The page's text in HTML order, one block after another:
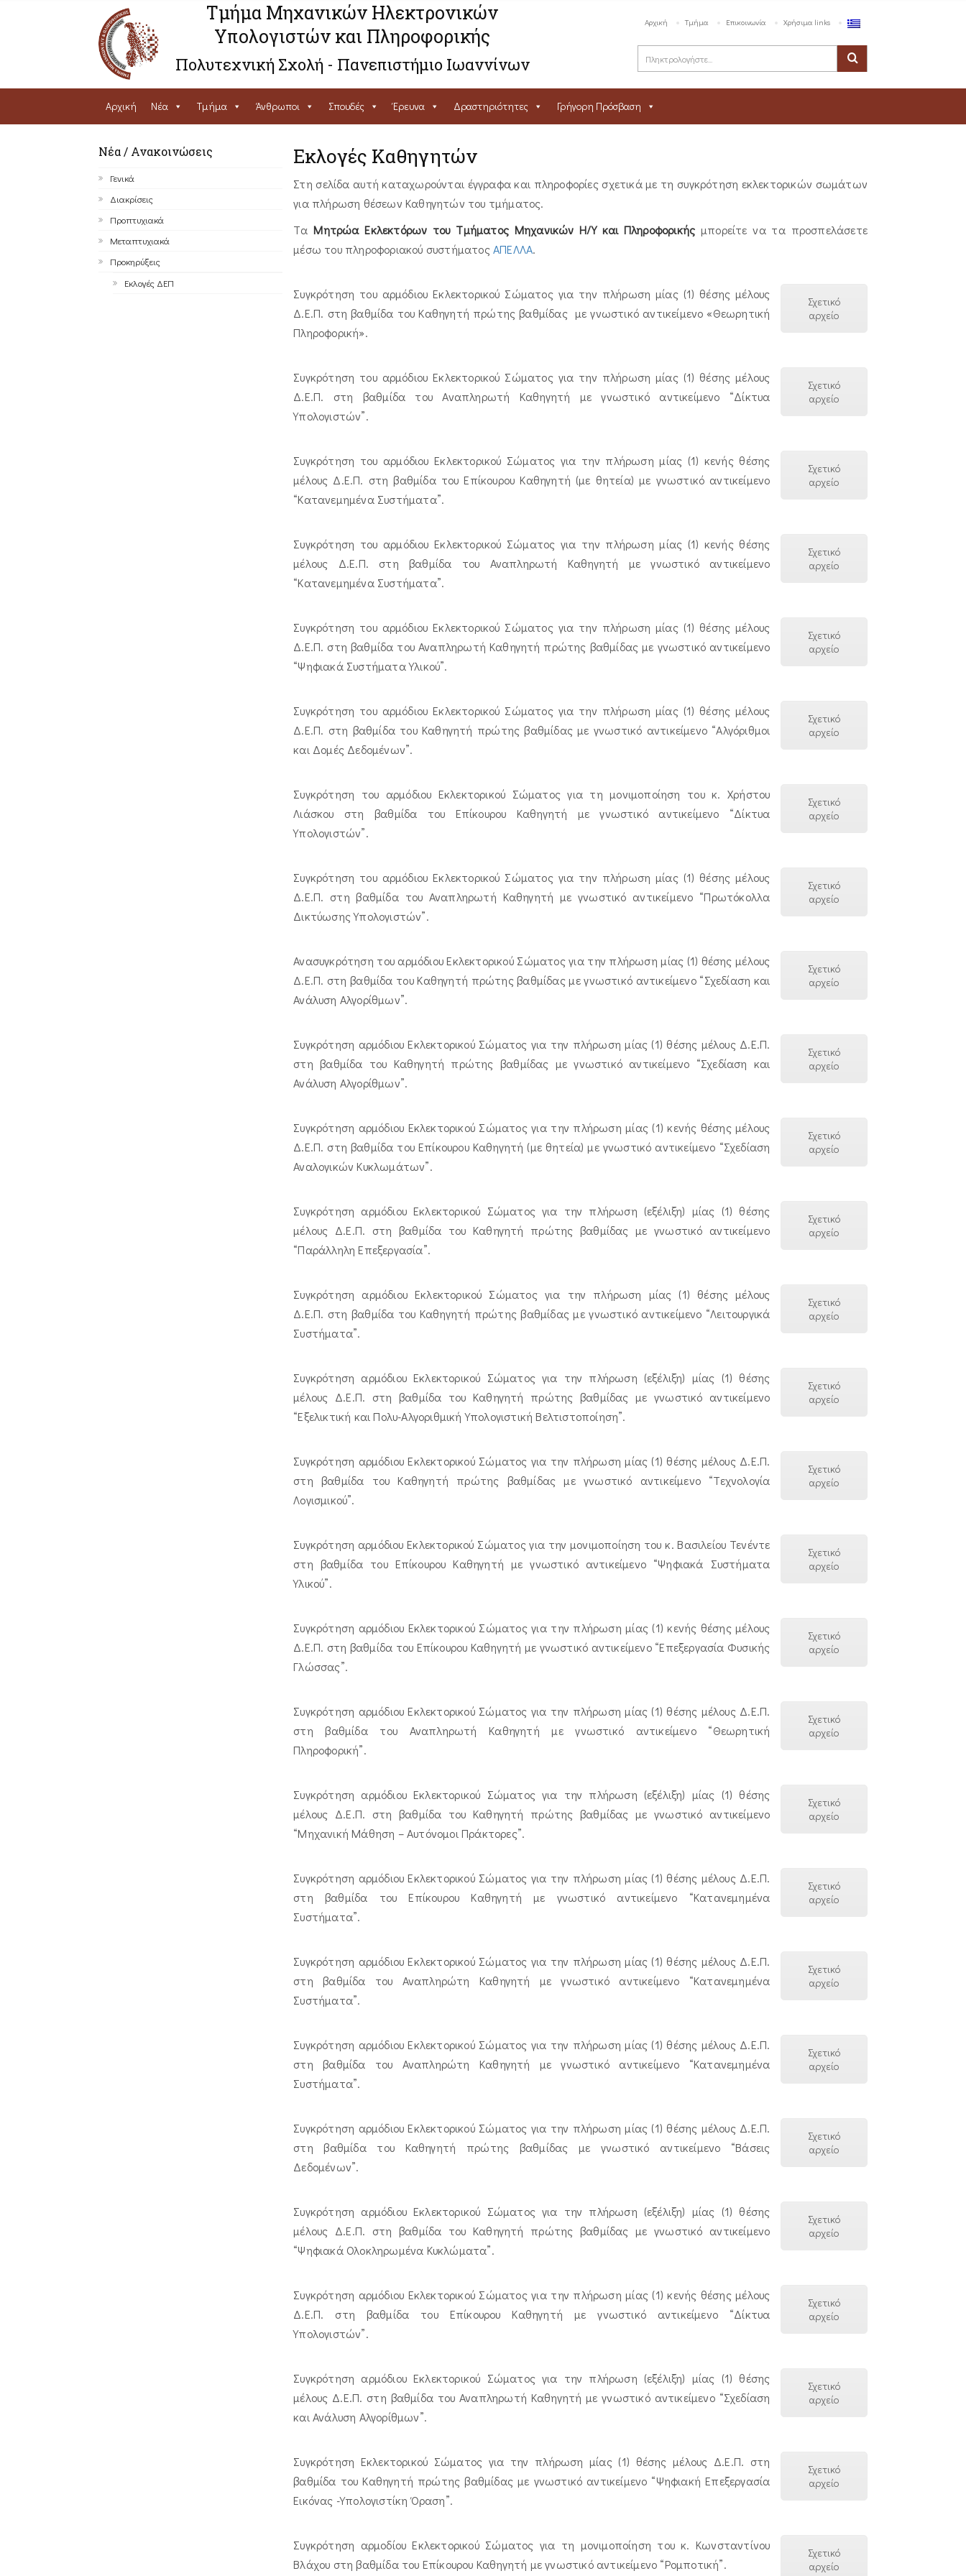
Τμήμα Μηχανικών Ηλεκτρονικών
Υπολογιστών και Πληροφορικής
Πολυτεχνική Σχολή - Πανεπιστήμιο Ιωαννίνων
Αρχική Τμήμα Επικοινωνία Χρήσιμα links
Αρχική Νέα Τμήμα Άνθρωποι Σπουδές Έρευνα Δραστηριότητες Γρήγορη Πρόσβαση
Νέα / Ανακοινώσεις
Γενικά
Διακρίσεις
Προπτυχιακά
Μεταπτυχιακά
Προκηρύξεις
Εκλογές ΔΕΠ
Εκλογές Καθηγητών
Στη σελίδα αυτή καταχωρούνται έγγραφα και πληροφορίες σχετικά με τη συγκρότηση εκλεκτορικών σωμάτων
για πλήρωση θέσεων Καθηγητών του τμήματος.
TαΜητρώα Εκλεκτόρων του Τμήματος Μηχανικών Η/Υ και Πληροφορικής μπορείτε να τα προσπελάσετε
μέσω του πληροφοριακού συστήματοςΑΠΕΛΛΑ.
Συγκρότηση του αρμόδιου Εκλεκτορικού Σώματος για την πλήρωση μίας (1) θέσης μέλους
Δ.Ε.Π. στη βαθμίδα του Καθηγητή πρώτης βαθμίδας με γνωστικό αντικείμενο «Θεωρητική
Πληροφορική».
Σχετικό
αρχείο
Συγκρότηση του αρμόδιου Εκλεκτορικού Σώματος για την πλήρωση μίας (1) θέσης μέλους
Δ.Ε.Π. στη βαθμίδα του Αναπληρωτή Καθηγητή με γνωστικό αντικείμενο “Δίκτυα
Υπολογιστών”.
Σχετικό
αρχείο
Συγκρότηση του αρμόδιου Εκλεκτορικού Σώματος για την πλήρωση μίας (1) κενής θέσης
μέλους Δ.Ε.Π. στη βαθμίδα του Επίκουρου Καθηγητή (με θητεία) με γνωστικό αντικείμενο
“Κατανεμημένα Συστήματα”.
Σχετικό
αρχείο
Συγκρότηση του αρμόδιου Εκλεκτορικού Σώματος για την πλήρωση μίας (1) κενής θέσης
μέλους Δ.Ε.Π. στη βαθμίδα του Αναπληρωτή Καθηγητή με γνωστικό αντικείμενο
“Κατανεμημένα Συστήματα”.
Σχετικό
αρχείο
Συγκρότηση του αρμόδιου Εκλεκτορικού Σώματος για την πλήρωση μίας (1) θέσης μέλους
Δ.Ε.Π. στη βαθμίδα του Αναπληρωτή Καθηγητή πρώτης βαθμίδας με γνωστικό αντικείμενο
“Ψηφιακά Συστήματα Υλικού”.
Σχετικό
αρχείο
Συγκρότηση του αρμόδιου Εκλεκτορικού Σώματος για την πλήρωση μίας (1) θέσης μέλους
Δ.Ε.Π. στη βαθμίδα του Καθηγητή πρώτης βαθμίδας με γνωστικό αντικείμενο “Αλγόριθμοι
και Δομές Δεδομένων”.
Σχετικό
αρχείο
Συγκρότηση του αρμόδιου Εκλεκτορικού Σώματος για τη μονιμοποίηση του κ. Χρήστου
Λιάσκου στη βαθμίδα του Επίκουρου Καθηγητή με γνωστικό αντικείμενο “Δίκτυα
Υπολογιστών”.
Σχετικό
αρχείο
Συγκρότηση του αρμόδιου Εκλεκτορικού Σώματος για την πλήρωση μίας (1) θέσης μέλους
Δ.Ε.Π. στη βαθμίδα του Αναπληρωτή Καθηγητή με γνωστικό αντικείμενο “Πρωτόκολλα
Δικτύωσης Υπολογιστών”.
Σχετικό
αρχείο
Ανασυγκρότηση του αρμόδιου Εκλεκτορικού Σώματος για την πλήρωση μίας (1) θέσης μέλους
Δ.Ε.Π. στη βαθμίδα του Καθηγητή πρώτης βαθμίδας με γνωστικό αντικείμενο “Σχεδίαση και
Ανάλυση Αλγορίθμων”.
Σχετικό
αρχείο
Συγκρότηση αρμόδιου Εκλεκτορικού Σώματος για την πλήρωση μίας (1) θέσης μέλους Δ.Ε.Π.
στη βαθμίδα του Καθηγητή πρώτης βαθμίδας με γνωστικό αντικείμενο “Σχεδίαση και
Ανάλυση Αλγορίθμων”.
Σχετικό
αρχείο
Συγκρότηση αρμόδιου Εκλεκτορικού Σώματος για την πλήρωση μίας (1) κενής θέσης μέλους
Δ.Ε.Π. στη βαθμίδα του Επίκουρου Καθηγητή (με θητεία) με γνωστικό αντικείμενο “Σχεδίαση
Αναλογικών Κυκλωμάτων”.
Σχετικό
αρχείο
Συγκρότηση αρμόδιου Εκλεκτορικού Σώματος για την πλήρωση (εξέλιξη) μίας (1) θέσης
μέλους Δ.Ε.Π. στη βαθμίδα του Καθηγητή πρώτης βαθμίδας με γνωστικό αντικείμενο
“Παράλληλη Επεξεργασία”.
Σχετικό
αρχείο
Συγκρότηση αρμόδιου Εκλεκτορικού Σώματος για την πλήρωση μίας (1) θέσης μέλους
Δ.Ε.Π. στη βαθμίδα του Καθηγητή πρώτης βαθμίδας με γνωστικό αντικείμενο “Λειτουργικά
Συστήματα”.
Σχετικό
αρχείο
Συγκρότηση αρμόδιου Εκλεκτορικού Σώματος για την πλήρωση (εξέλιξη) μίας (1) θέσης
μέλους Δ.Ε.Π. στη βαθμίδα του Καθηγητή πρώτης βαθμίδας με γνωστικό αντικείμενο
“Εξελικτική και Πολυ-Αλγοριθμική Υπολογιστική Βελτιστοποίηση”.
Σχετικό
αρχείο
Συγκρότηση αρμόδιου Εκλεκτορικού Σώματος για την πλήρωση μίας (1) θέσης μέλους Δ.Ε.Π.
στη βαθμίδα του Καθηγητή πρώτης βαθμίδας με γνωστικό αντικείμενο “Τεχνολογία
Λογισμικού”.
Σχετικό
αρχείο
Συγκρότηση αρμόδιου Εκλεκτορικού Σώματος για την μονιμοποίηση του κ. Βασιλείου Τενέντε
στη βαθμίδα του Επίκουρου Καθηγητή με γνωστικό αντικείμενο “Ψηφιακά Συστήματα
Υλικού”.
Σχετικό
αρχείο
Συγκρότηση αρμόδιου Εκλεκτορικού Σώματος για την πλήρωση μίας (1) κενής θέσης μέλους
Δ.Ε.Π. στη βαθμίδα του Επίκουρου Καθηγητή με γνωστικό αντικείμενο “Επεξεργασία Φυσικής
Γλώσσας”.
Σχετικό
αρχείο
Συγκρότηση αρμόδιου Εκλεκτορικού Σώματος για την πλήρωση μίας (1) θέσης μέλους Δ.Ε.Π.
στη βαθμίδα του Αναπληρωτή Καθηγητή με γνωστικό αντικείμενο “Θεωρητική
Πληροφορική”.
Σχετικό
αρχείο
Συγκρότηση αρμόδιου Εκλεκτορικού Σώματος για την πλήρωση (εξέλιξη) μίας (1) θέσης
μέλους Δ.Ε.Π. στη βαθμίδα του Καθηγητή πρώτης βαθμίδας με γνωστικό αντικείμενο
“Μηχανική Μάθηση – Αυτόνομοι Πράκτορες”.
Σχετικό
αρχείο
Συγκρότηση αρμόδιου Εκλεκτορικού Σώματος για την πλήρωση μίας (1) θέσης μέλους Δ.Ε.Π.
στη βαθμίδα του Επίκουρου Καθηγητή με γνωστικό αντικείμενο “Κατανεμημένα
Συστήματα”.
Σχετικό
αρχείο
Συγκρότηση αρμόδιου Εκλεκτορικού Σώματος για την πλήρωση μίας (1) θέσης μέλους Δ.Ε.Π.
στη βαθμίδα του Αναπληρώτη Καθηγητή με γνωστικό αντικείμενο “Κατανεμημένα
Συστήματα”.
Σχετικό
αρχείο
Συγκρότηση αρμόδιου Εκλεκτορικού Σώματος για την πλήρωση μίας (1) θέσης μέλους Δ.Ε.Π.
στη βαθμίδα του Αναπληρώτη Καθηγητή με γνωστικό αντικείμενο “Κατανεμημένα
Συστήματα”.
Σχετικό
αρχείο
Συγκρότηση αρμόδιου Εκλεκτορικού Σώματος για την πλήρωση μίας (1) θέσης μέλους Δ.Ε.Π.
στη βαθμίδα του Καθηγητή πρώτης βαθμίδας με γνωστικό αντικείμενο “Βάσεις
Δεδομένων”.
Σχετικό
αρχείο
Συγκρότηση αρμόδιου Εκλεκτορικού Σώματος για την πλήρωση (εξέλιξη) μίας (1) θέσης
μέλους Δ.Ε.Π. στη βαθμίδα του Καθηγητή πρώτης βαθμίδας με γνωστικό αντικείμενο
“Ψηφιακά Ολοκληρωμένα Κυκλώματα”.
Σχετικό
αρχείο
Συγκρότηση αρμόδιου Εκλεκτορικού Σώματος για την πλήρωση μίας (1) κενής θέσης μέλους
Δ.Ε.Π. στη βαθμίδα του Επίκουρου Καθηγητή με γνωστικό αντικείμενο “Δίκτυα
Υπολογιστών”.
Σχετικό
αρχείο
Συγκρότηση αρμόδιου Εκλεκτορικού Σώματος για την πλήρωση (εξέλιξη) μίας (1) θέσης
μέλους Δ.Ε.Π. στη βαθμίδα του Αναπληρωτή Καθηγητή με γνωστικό αντικείμενο “Σχεδίαση
και Ανάλυση Αλγορίθμων”.
Σχετικό
αρχείο
Συγκρότηση Εκλεκτορικού Σώματος για την πλήρωση μίας (1) θέσης μέλους Δ.Ε.Π. στη
βαθμίδα του Καθηγητή πρώτης βαθμίδας με γνωστικό αντικείμενο “Ψηφιακή Επεξεργασία
Εικόνας -Υπολογιστίκη Όραση”.
Σχετικό
αρχείο
Συγκρότηση αρμοδίου Εκλεκτορικού Σώματος για τη μονιμοποίηση του κ. Κωνσταντίνου
Βλάχου στη βαθμίδα του Επίκουρου Καθηγητή με γνωστικό αντικείμενο “Ρομποτική”.
Σχετικό
αρχείο